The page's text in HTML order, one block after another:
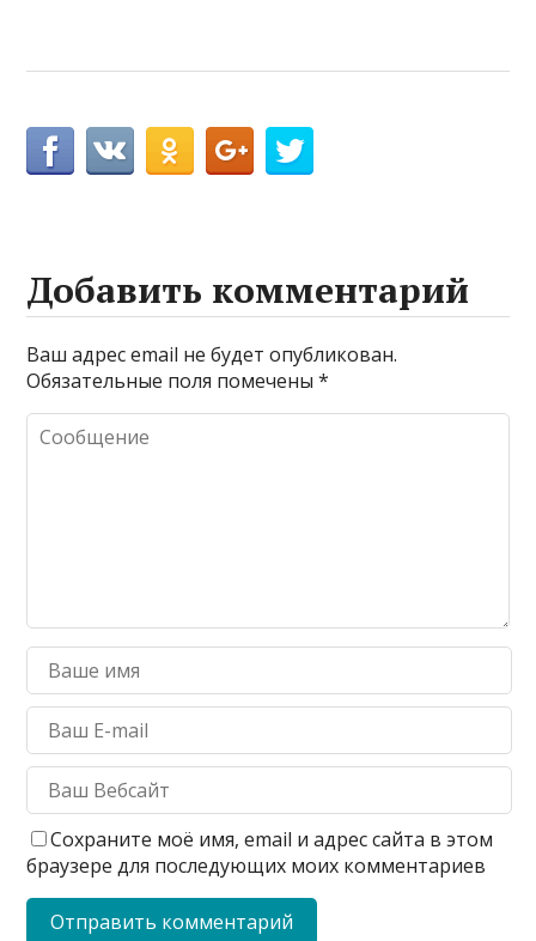
Добавить комментарий
Ваш адрес email не будет опубликован.
Обязательные поля помечены*
Сохраните моё имя, email и адрес сайта в этом
браузере для последующих моих комментариев